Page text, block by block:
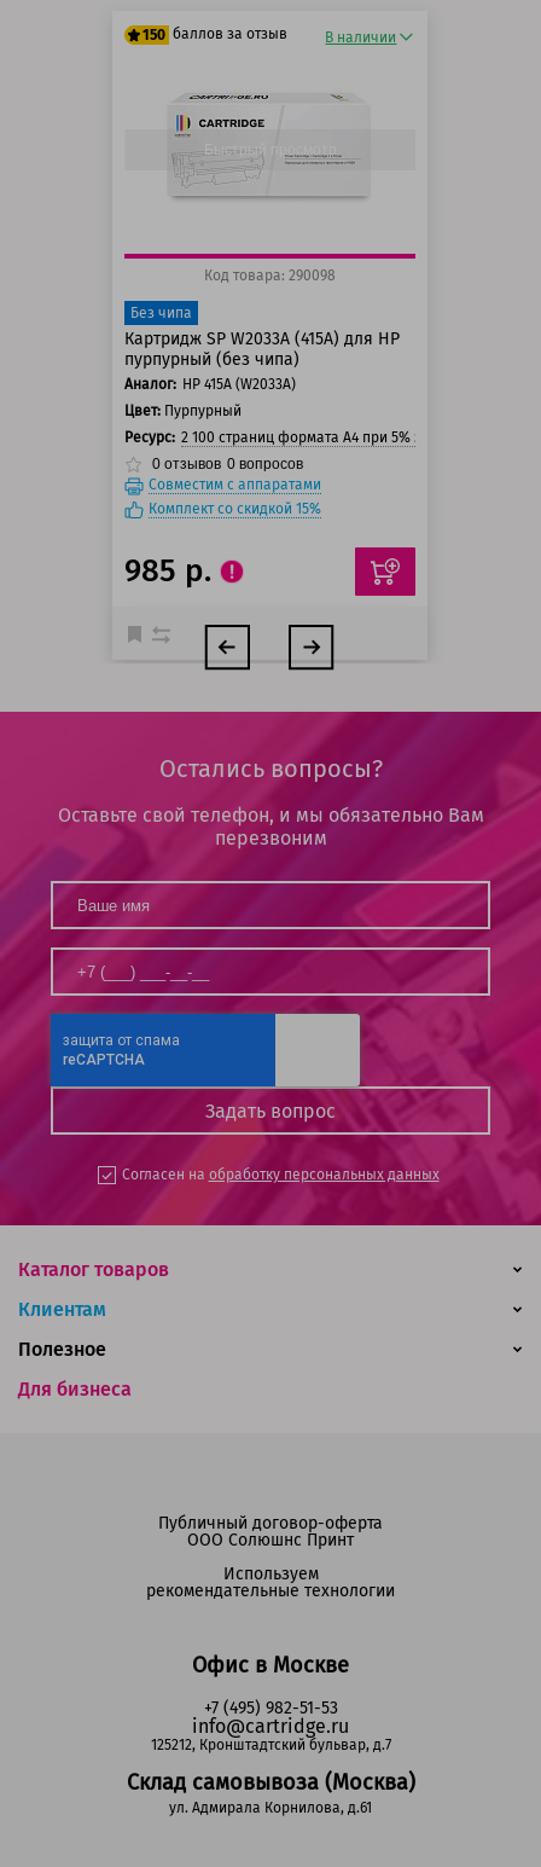
150 баллов за отзыв
125 баллов
150 баллов
В наличии
Быстрый просмотр
Код товара: 290098
Без чипа
Картридж SP W2033A (415A) для HP
пурпурный (без чипа)
Аналог: HP 415A (W2033A)
Цвет: Пурпурный
Ресурс: 2 100 страниц формата А4 при 5% заполнении
0 отзывов 0 вопросов
Совместим с аппаратами
Комплект со скидкой 15%
985 р.
Остались вопросы?
Оставьте свой телефон, и мы обязательно Вам
перезвоним
Согласен на обработку персональных данных
Каталог товаров
Клиентам
Для бизнеса
Полезное
Офис в Москве
+7 (495) 982-51-53
info@cartridge.ru
125212, Кронштадтский бульвар, д.7
Склад самовывоза (Москва)
ул. Адмирала Корнилова, д.61
Публичный договор-оферта
ООО Солюшнс Принт
Используем
рекомендательные технологии